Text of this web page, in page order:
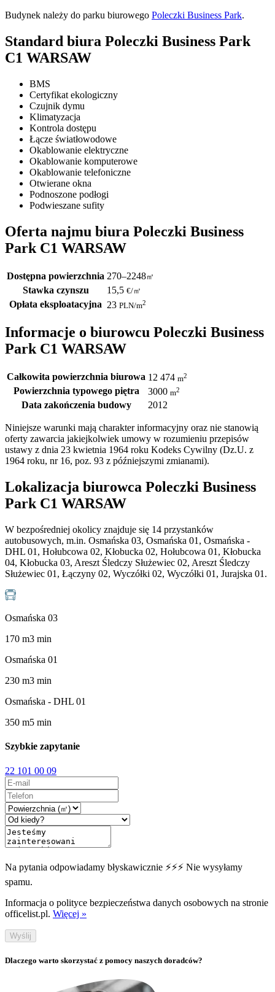
Budynek należy do parku biurowego Poleczki Business Park.
Standard biura Poleczki Business Park
C1 WARSAW
BMS
Certyfikat ekologiczny
Czujnik dymu
Klimatyzacja
Kontrola dostępu
Łącze światłowodowe
Okablowanie elektryczne
Okablowanie komputerowe
Okablowanie telefoniczne
Otwierane okna
Podnoszone podłogi
Podwieszane sufity
Oferta najmu biura Poleczki Business
Park C1 WARSAW
Dostępna powierzchnia 270–2248㎡
Stawka czynszu 15,5 €/㎡
Opłata eksploatacyjna 23 PLN/m2
Informacje o biurowcu Poleczki Business
Park C1 WARSAW
Całkowita powierzchnia biurowa 12 474 m2
Powierzchnia typowego piętra 3000 m2
Data zakończenia budowy 2012
Niniejsze warunki mają charakter informacyjny oraz nie stanowią
oferty zawarcia jakiejkolwiek umowy w rozumieniu przepisów
ustawy z dnia 23 kwietnia 1964 roku Kodeks Cywilny (Dz.U. z
1964 roku, nr 16, poz. 93 z późniejszymi zmianami).
Lokalizacja biurowca Poleczki Business
Park C1 WARSAW
W bezpośredniej okolicy znajduje się 14 przystanków
autobusowych, m.in. Osmańska 03, Osmańska 01, Osmańska -
DHL 01, Hołubcowa 02, Kłobucka 02, Hołubcowa 01, Kłobucka
04, Kłobucka 03, Areszt Śledczy Służewiec 02, Areszt Śledczy
Służewiec 01, Łączyny 02, Wyczółki 02, Wyczółki 01, Jurajska 01.
Osmańska 03
170 m3 min
Osmańska 01
230 m3 min
Osmańska - DHL 01
350 m5 min
Szybkie zapytanie
22 101 00 09
Na pytania odpowiadamy błyskawicznie ⚡⚡⚡ Nie wysyłamy
spamu.
Informacja o polityce bezpieczeństwa danych osobowych na stronie
officelist.pl. Więcej »
Wyślij
Dlaczego warto skorzystać z pomocy naszych doradców?